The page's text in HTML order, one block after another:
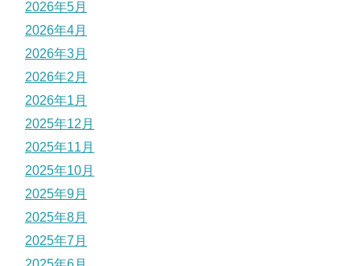
2026年5月
2026年4月
2026年3月
2026年2月
2026年1月
2025年12月
2025年11月
2025年10月
2025年9月
2025年8月
2025年7月